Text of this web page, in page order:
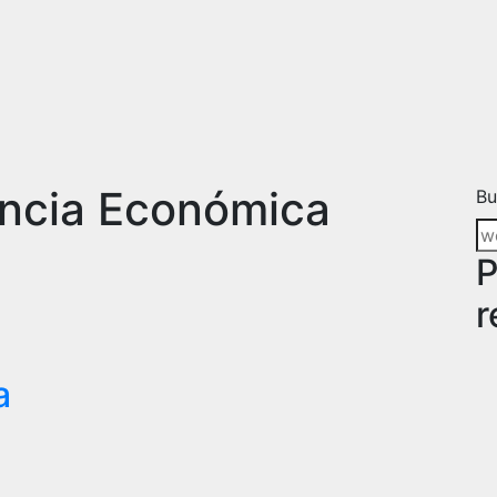
Económica